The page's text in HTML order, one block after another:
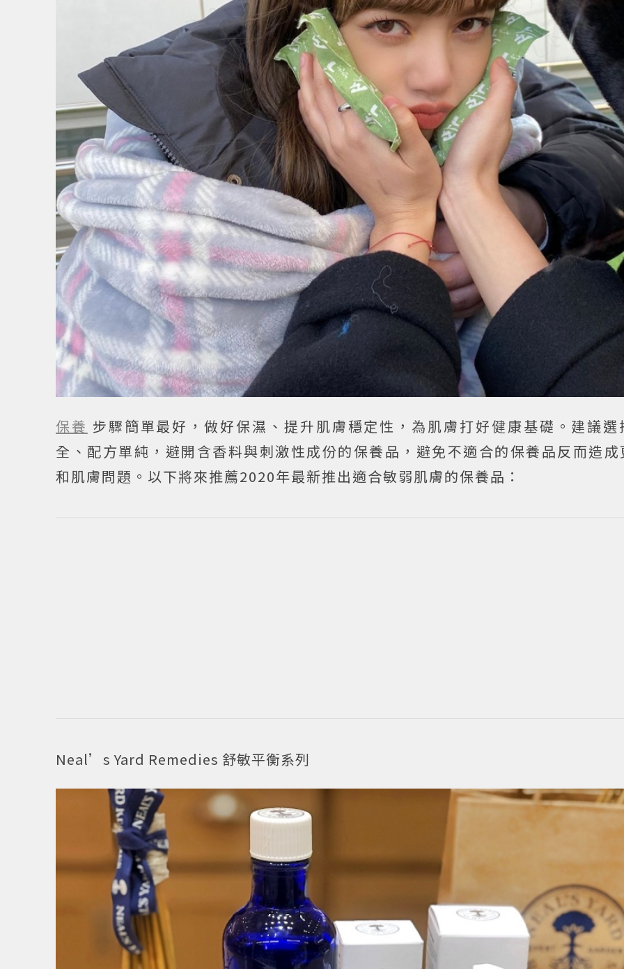
保養 步驟簡單最好，做好保濕、提升肌膚穩定性，為肌膚打好健康基礎。建議選
全、配方單純，避開含香料與刺激性成份的保養品，避免不適合的保養品反而造
和肌膚問題。以下將來推薦2020年最新推出適合敏弱肌膚的保養品：
Neal’s Yard Remedies 舒敏平衡系列